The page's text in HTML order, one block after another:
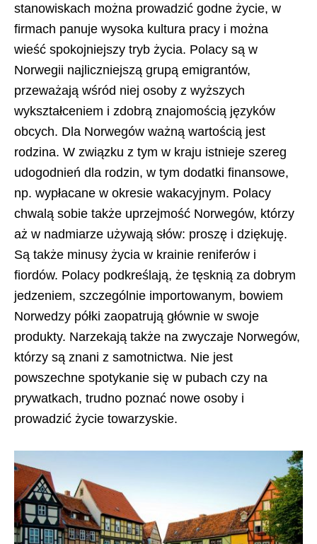
stanowiskach można prowadzić godne życie, w
firmach panuje wysoka kultura pracy i można
wieść spokojniejszy tryb życia. Polacy są w
Norwegii najliczniejszą grupą emigrantów,
przeważają wśród niej osoby z wyższych
wykształceniem i zdobrą znajomością języków
obcych. Dla Norwegów ważną wartością jest
rodzina. W związku z tym w kraju istnieje szereg
udogodnień dla rodzin, w tym dodatki finansowe,
np. wypłacane w okresie wakacyjnym. Polacy
chwalą sobie także uprzejmość Norwegów, którzy
aż w nadmiarze używają słów: proszę i dziękuję.
Są także minusy życia w krainie reniferów i
fiordów. Polacy podkreślają, że tęsknią za dobrym
jedzeniem, szczególnie importowanym, bowiem
Norwedzy półki zaopatrują głównie w swoje
produkty. Narzekają także na zwyczaje Norwegów,
którzy są znani z samotnictwa. Nie jest
powszechne spotykanie się w pubach czy na
prywatkach, trudno poznać nowe osoby i
prowadzić życie towarzyskie.